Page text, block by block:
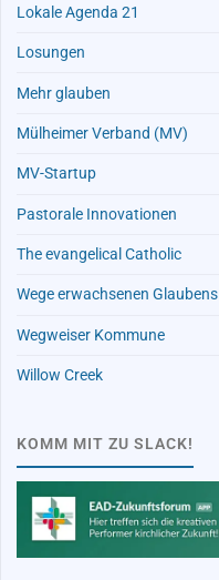
Lokale Agenda 21
Losungen
Mehr glauben
Mülheimer Verband (MV)
MV-Startup
Pastorale Innovationen
The evangelical Catholic
Wege erwachsenen Glaubens
Wegweiser Kommune
Willow Creek
KOMM MIT ZU SLACK!